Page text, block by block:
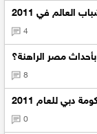
العالم في 2011
4
بأحداث مصر الراهنة؟
8
دبي للعام 2011
0